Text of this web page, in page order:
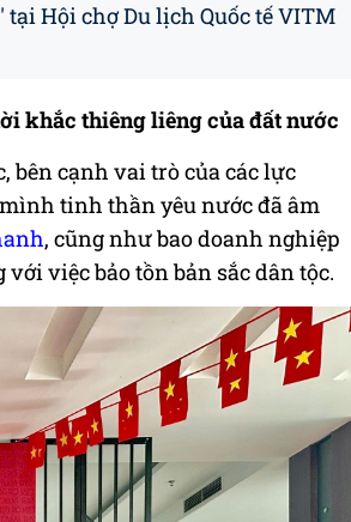
Hội chợ Du lịch Quốc tế VITM
khắc thiêng liêng của đất nước
cạnh vai trò của các lực
tinh thần yêu nước đã âm
, cũng như bao doanh nghiệp
việc bảo tồn bản sắc dân tộc.